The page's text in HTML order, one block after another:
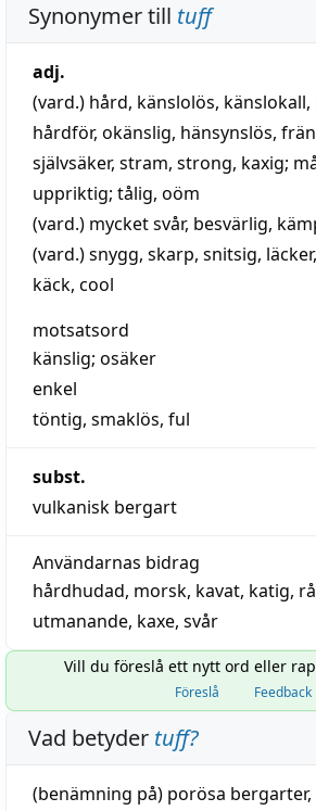
Synonymer till tuff
adj.
(vard.) hård, känslolös, känslokall,
hårdför, okänslig, hänsynslös, frän
självsäker, stram, strong, kaxig;
uppriktig; tålig, oöm
(vard.) mycket svår, besvärlig,
(vard.)snygg, skarp, snitsig, läcker,
käck, cool
motsatsord
känslig; osäker
enkel
töntig, smaklös, ful
subst.
vulkanisk bergart
Användarnas bidrag
hårdhudad, morsk, kavat, katig, rå
utmanande, kaxe, svår
Vill du föreslå ett nytt ord eller
Föreslå Feedback
Vad betyder tuff?
(benämning på) porösa